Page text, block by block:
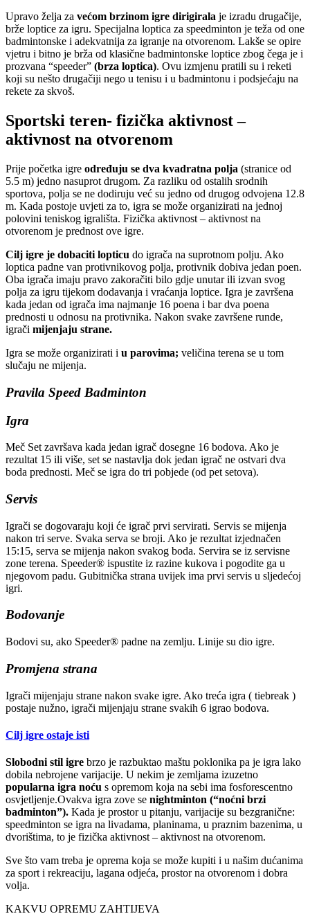
Upravo želja za većom brzinom igre dirigirala je izradu drugačije,
brže loptice za igru. Specijalna loptica za speedminton je teža od one
badmintonske i adekvatnija za igranje na otvorenom. Lakše se opire
vjetru i bitno je brža od klasične badmintonske loptice zbog čega je i
prozvana “speeder” (brza loptica). Ovu izmjenu pratili su i reketi
koji su nešto drugačiji nego u tenisu i u badmintonu i podsjećaju na
rekete za skvoš.
Sportski teren- fizička aktivnost –
aktivnost na otvorenom
Prije početka igre određuju se dva kvadratna polja (stranice od
5.5 m) jedno nasuprot drugom. Za razliku od ostalih srodnih
sportova, polja se ne dodiruju već su jedno od drugog odvojena 12.8
m. Kada postoje uvjeti za to, igra se može organizirati na jednoj
polovini teniskog igrališta. Fizička aktivnost – aktivnost na
otvorenom je prednost ove igre.
Cilj igre je dobaciti lopticu do igrača na suprotnom polju. Ako
loptica padne van protivnikovog polja, protivnik dobiva jedan poen.
Oba igrača imaju pravo zakoračiti bilo gdje unutar ili izvan svog
polja za igru tijekom dodavanja i vraćanja loptice. Igra je završena
kada jedan od igrača ima najmanje 16 poena i bar dva poena
prednosti u odnosu na protivnika. Nakon svake završene runde,
igrači mijenjaju strane.
Igra se može organizirati i u parovima; veličina terena se u tom
slučaju ne mijenja.
Pravila Speed Badminton
Igra
Meč Set završava kada jedan igrač dosegne 16 bodova. Ako je
rezultat 15 ili više, set se nastavlja dok jedan igrač ne ostvari dva
boda prednosti. Meč se igra do tri pobjede (od pet setova).
Servis
Igrači se dogovaraju koji će igrač prvi servirati. Servis se mijenja
nakon tri serve. Svaka serva se broji. Ako je rezultat izjednačen
15:15, serva se mijenja nakon svakog boda. Servira se iz servisne
zone terena. Speeder® ispustite iz razine kukova i pogodite ga u
njegovom padu. Gubitnička strana uvijek ima prvi servis u sljedećoj
igri.
Bodovanje
Bodovi su, ako Speeder® padne na zemlju. Linije su dio igre.
Promjena strana
Igrači mijenjaju strane nakon svake igre. Ako treća igra ( tiebreak )
postaje nužno, igrači mijenjaju strane svakih 6 igrao bodova.
Cilj igre ostaje isti
Slobodni stil igre brzo je razbuktao maštu poklonika pa je igra lako
dobila nebrojene varijacije. U nekim je zemljama izuzetno
popularna igra noću s opremom koja na sebi ima fosforescentno
osvjetljenje.Ovakva igra zove se nightminton (“noćni brzi
badminton”). Kada je prostor u pitanju, varijacije su bezgranične:
speedminton se igra na livadama, planinama, u praznim bazenima, u
dvorištima, to je fizička aktivnost – aktivnost na otvorenom.
Sve što vam treba je oprema koja se može kupiti i u našim dućanima
za sport i rekreaciju, lagana odjeća, prostor na otvorenom i dobra
volja.
KAKVU OPREMU ZAHTIJEVA